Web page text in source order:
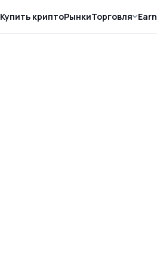
Купить криптоРынкиТорговля Earn